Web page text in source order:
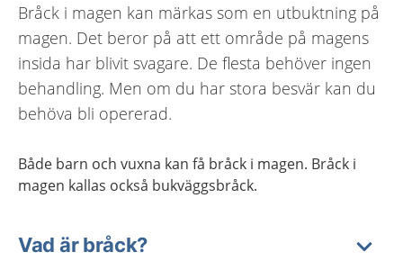
Bråck i magen kan märkas som en utbuktning på
magen. Det beror på att ett område på magens
insida har blivit svagare. De flesta behöver ingen
behandling. Men om du har stora besvär kan du
behöva bli opererad.
Både barn och vuxna kan få bråck i magen. Bråck i
magen kallas också bukväggsbråck.
Vad är bråck?